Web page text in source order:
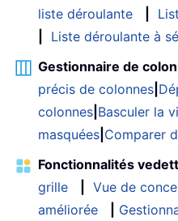
liste déroulante
Liste déroulante à
Gestionnaire de
précis de colonnes
colonnes Basculer la
masquées Comparer
Fonctionnalités
grille
Vue de
améliorée